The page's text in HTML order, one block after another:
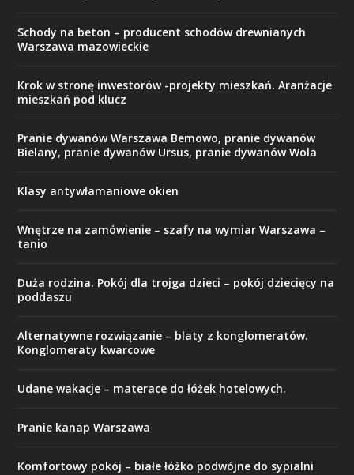
Schody na beton – producent schodów drewnianych
Warszawa mazowieckie
Krok w stronę inwestorów -projekty mieszkań. Aranżacje
mieszkań pod klucz
Pranie dywanów Warszawa Bemowo, pranie dywanów
Bielany, pranie dywanów Ursus, pranie dywanów Wola
Klasy antywłamaniowe okien
Wnętrze na zamówienie – szafy na wymiar Warszawa –
tanio
Duża rodzina. Pokój dla trojga dzieci – pokój dziecięcy na
poddaszu
Alternatywne rozwiązanie – blaty z konglomeratów.
Konglomeraty kwarcowe
Udane wakacje – materace do łóżek hotelowych.
Pranie kanap Warszawa
Komfortowy pokój – białe łóżko podwójne do sypialni